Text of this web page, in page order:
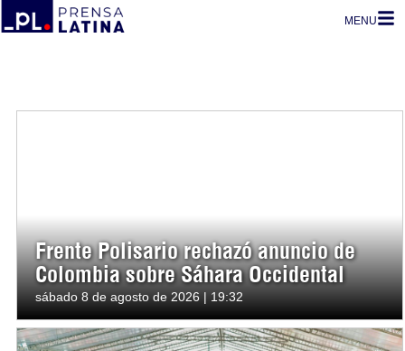
MENU
Frente Polisario rechazó anuncio de
Colombia sobre Sáhara Occidental
sábado 8 de agosto de 2026 | 19:32